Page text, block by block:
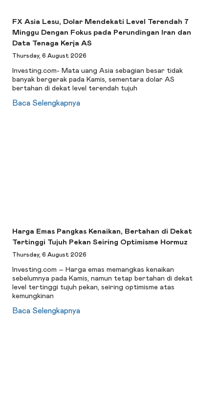
FX Asia Lesu, Dolar Mendekati Level Terendah 7
Minggu Dengan Fokus pada Perundingan Iran dan
Data Tenaga Kerja AS
Thursday, 6 August 2026
Investing.com- Mata uang Asia sebagian besar tidak
banyak bergerak pada Kamis, sementara dolar AS
bertahan di dekat level terendah tujuh
Baca Selengkapnya
Harga Emas Pangkas Kenaikan, Bertahan di Dekat
Tertinggi Tujuh Pekan Seiring Optimisme Hormuz
Thursday, 6 August 2026
Investing.com – Harga emas memangkas kenaikan
sebelumnya pada Kamis, namun tetap bertahan di dekat
level tertinggi tujuh pekan, seiring optimisme atas
kemungkinan
Baca Selengkapnya